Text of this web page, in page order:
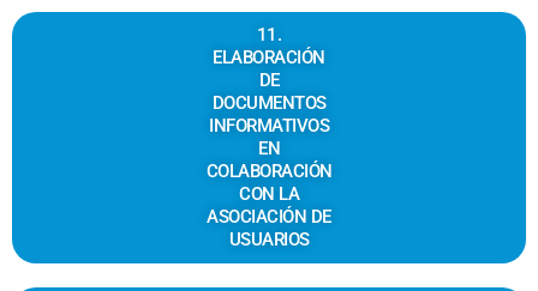
11.
ELABORACIÓN
DE
DOCUMENTOS
INFORMATIVOS
EN
COLABORACIÓN
CON LA
ASOCIACIÓN DE
USUARIOS